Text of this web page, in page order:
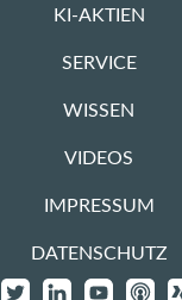
KI-AKTIEN
SERVICE
WISSEN
VIDEOS
IMPRESSUM
DATENSCHUTZ